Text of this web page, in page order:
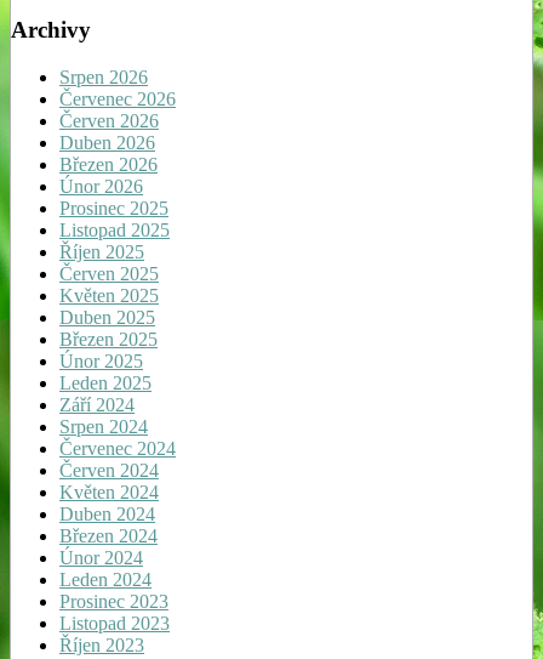
Archivy
Srpen 2026
Červenec 2026
Červen 2026
Duben 2026
Březen 2026
Únor 2026
Prosinec 2025
Listopad 2025
Říjen 2025
Červen 2025
Květen 2025
Duben 2025
Březen 2025
Únor 2025
Leden 2025
Září 2024
Srpen 2024
Červenec 2024
Červen 2024
Květen 2024
Duben 2024
Březen 2024
Únor 2024
Leden 2024
Prosinec 2023
Listopad 2023
Říjen 2023